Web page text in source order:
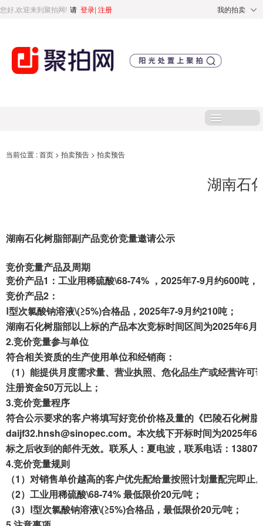
您好,欢迎来到聚拍网! 请 登录| 注册 我的拍卖
首页
处置专区
聚循环
废钢行情
当前位置 :首页 > 拍卖预告 > 拍卖预告
湖南石
湖南石化树脂部副产品竞价竞量邀请公示
竞价竞量产品及周期
竞价产品1 ： 工业用稀硫酸\68-74% ，2025年7-9月约600吨，
竞价产品2：
Ⅰ型次氯酸钠溶液\(≥5%)合格品，2025年7-9月约210吨；
湖南石化树脂部以上标的产品本次竞标时间区间为2025年6月
2.竞价竞量参与单位
符合相关资质的生产使用单位和经销商 ：
（1）能提供月度需求量、营业执照、危化品生产或经营许可
注册资金50万元以上；
3.竞价竞量程序
符合公示要求的客户将填写好竞价价格及量的《巴陵石化树脂
daijf32.hnsh@sinopec.com。 本次线下开标时间为2025年6
标之后收到的邮件无效。联系人 ： 夏电波 ， 联系电话：
4.竞价竞量规则
（1）对销售单价越高的客户优先配给量按照计划量配完即止
（2）工业用稀硫酸\68-74%最低限价20元/吨 ；
（3） Ⅰ型次氯酸钠溶液\(≥5%)合格品，最低限价20元/吨；